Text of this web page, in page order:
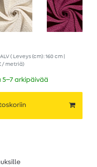
( Leveys (cm): 160 cm |
/ metriä)
arkipäivää